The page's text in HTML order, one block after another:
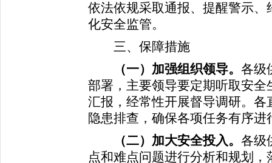
依法依规采取通报、提醒警示
化安全监管。
三、保障措施
（一）加强组织领导。 各级
部署，主要领导要定期听取安
汇报，经常性开展督导调研。
隐患排查，确保各项任务有序进
（二）加大安全投入。 各级
点和难点问题进行分析和规划